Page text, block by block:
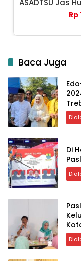
Rp
Baca Juga
Di